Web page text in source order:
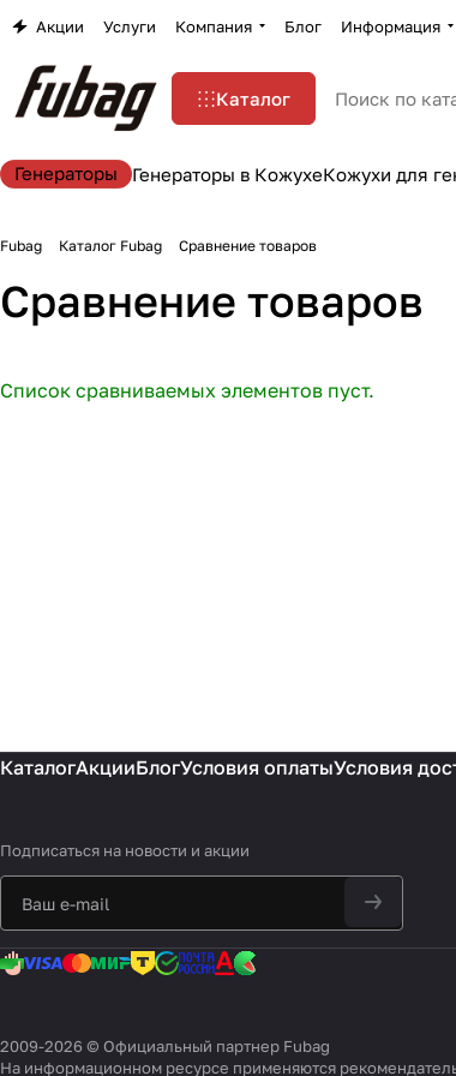
Акции Услуги Компания Блог Информация
Каталог
Генераторы Генераторы в КожухеКожухи для
Fubag Каталог Fubag Сравнение товаров
Сравнение товаров
Список сравниваемых элементов пуст.
КаталогАкцииБлогУсловия оплатыУсловия
Подписаться на новости и акции
2009-2026 © Официальный партнер Fubag
На информационном ресурсе применяются